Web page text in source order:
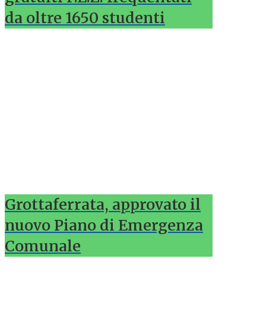
da oltre 1650 studenti
Grottaferrata, approvato il
nuovo Piano di Emergenza
Comunale